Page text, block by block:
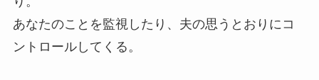
あなたのことを監視したり、夫の思うとおりにコ
ントロールしてくる。